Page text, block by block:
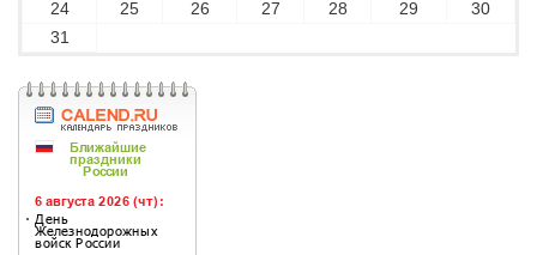
24 25 26 27 28 29
30
31